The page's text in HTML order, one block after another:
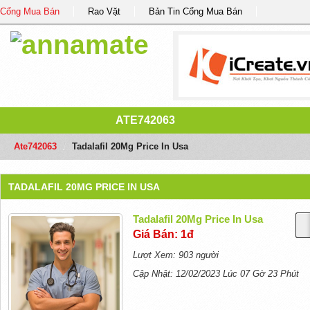
Cổng Mua Bán Rao Vặt Bản Tin Cổng Mua Bán
ATE742063
Ate742063 Tadalafil 20Mg Price In Usa
TADALAFIL 20MG PRICE IN USA
Tadalafil 20Mg Price In Usa
Giá Bán: 1đ
Lượt Xem: 903 người
Cập Nhật: 12/02/2023 Lúc 07 Gờ 23 Phút